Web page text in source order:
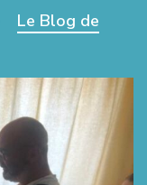
Le Blog de